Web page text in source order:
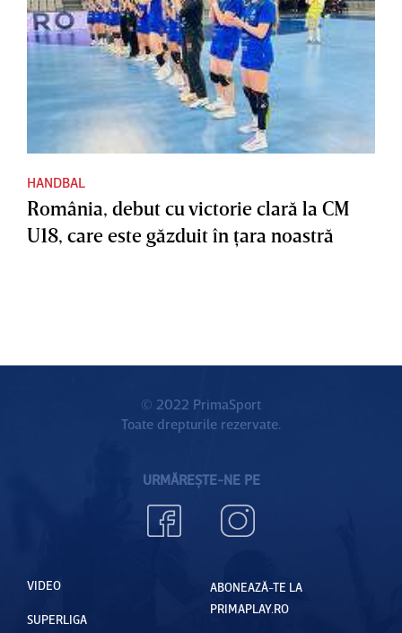
HANDBAL
România, debut cu victorie clară la CM
U18, care este găzduit în ţara noastră
© 2022 PrimaSport
Toate drepturile rezervate.
URMĂREȘTE-NE PE
VIDEO
SUPERLIGA
ABONEAZĂ-TE LA
PRIMAPLAY.RO